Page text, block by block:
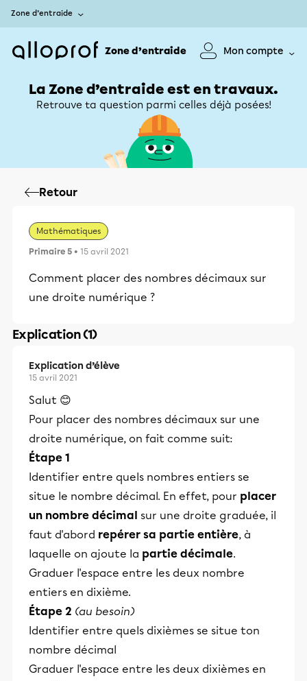
Zone d’entraide
Zone d’entraide Mon compte
La Zone d’entraide est en travaux.
Retrouve ta question parmi celles déjà posées!
Retour
Mathématiques
Primaire 5 • 15 avril 2021
Comment placer des nombres décimaux sur
une droite numérique ?
Explication (1)
Explication d’élève
15 avril 2021
Salut 😊
Pour placer des nombres décimaux sur une
droite numérique, on fait comme suit:
Étape 1
Identifier entre quels nombres entiers se
situe le nombre décimal. En effet, pour placer
un nombre décimal sur une droite graduée, il
faut d'abord repérer sa partie entière, à
laquelle on ajoute la partie décimale.
Graduer l'espace entre les deux nombre
entiers en dixième.
Étape 2 (au besoin)
Identifier entre quels dixièmes se situe ton
nombre décimal
Graduer l'espace entre les deux dixièmes en